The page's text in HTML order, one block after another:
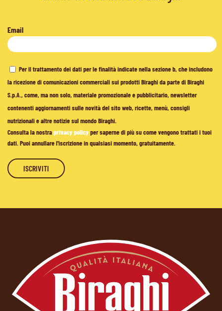
Email
Per il trattamento dei dati per le finalità indicate nella sezione b, che includono
la ricezione di comunicazioni commerciali sui prodotti Biraghi da parte di Biraghi
S.p.A., come, ma non solo, materiale promozionale e pubblicitario, newsletter
contenenti aggiornamenti sulle novità del sito web, ricette, menù, consigli
nutrizionali e altre notizie sul mondo Biraghi.
Consulta la nostraprivacy policyper saperne di più su come vengono trattati i tuoi
dati. Puoi annullare l'iscrizione in qualsiasi momento, gratuitamente.